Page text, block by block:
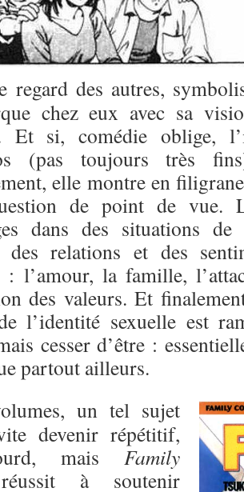
regard des autres,
chez eux avec sa
Et si, comédie oblige,
(pas toujours très
elle montre en
de point de vue.
dans des situations
des relations et des
: l’amour, la famille,
des valeurs. Et
l’identité sexuelle est
cesser d’être :
partout ailleurs.
un tel sujet
devenir répétitif,
mais Family
à soutenir